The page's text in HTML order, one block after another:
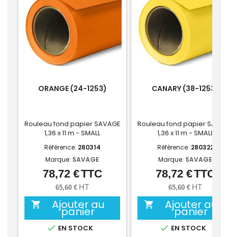
ORANGE (24-1253)
Rouleau fond papier SAVAGE
1,36 x 11 m - SMALL
Référence: 280314
Marque: SAVAGE
Prix
78,72 €TTC
65,60 € HT
 Ajouter au
panier
 EN STOCK
CANARY (38-1253)
Rouleau fond papier
1,36 x 11 m - SMALL
Référence: 280322
Marque: SAVAGE
Prix
78,72 €TTC
65,60 € HT
 Ajouter au
panier
 EN STOCK